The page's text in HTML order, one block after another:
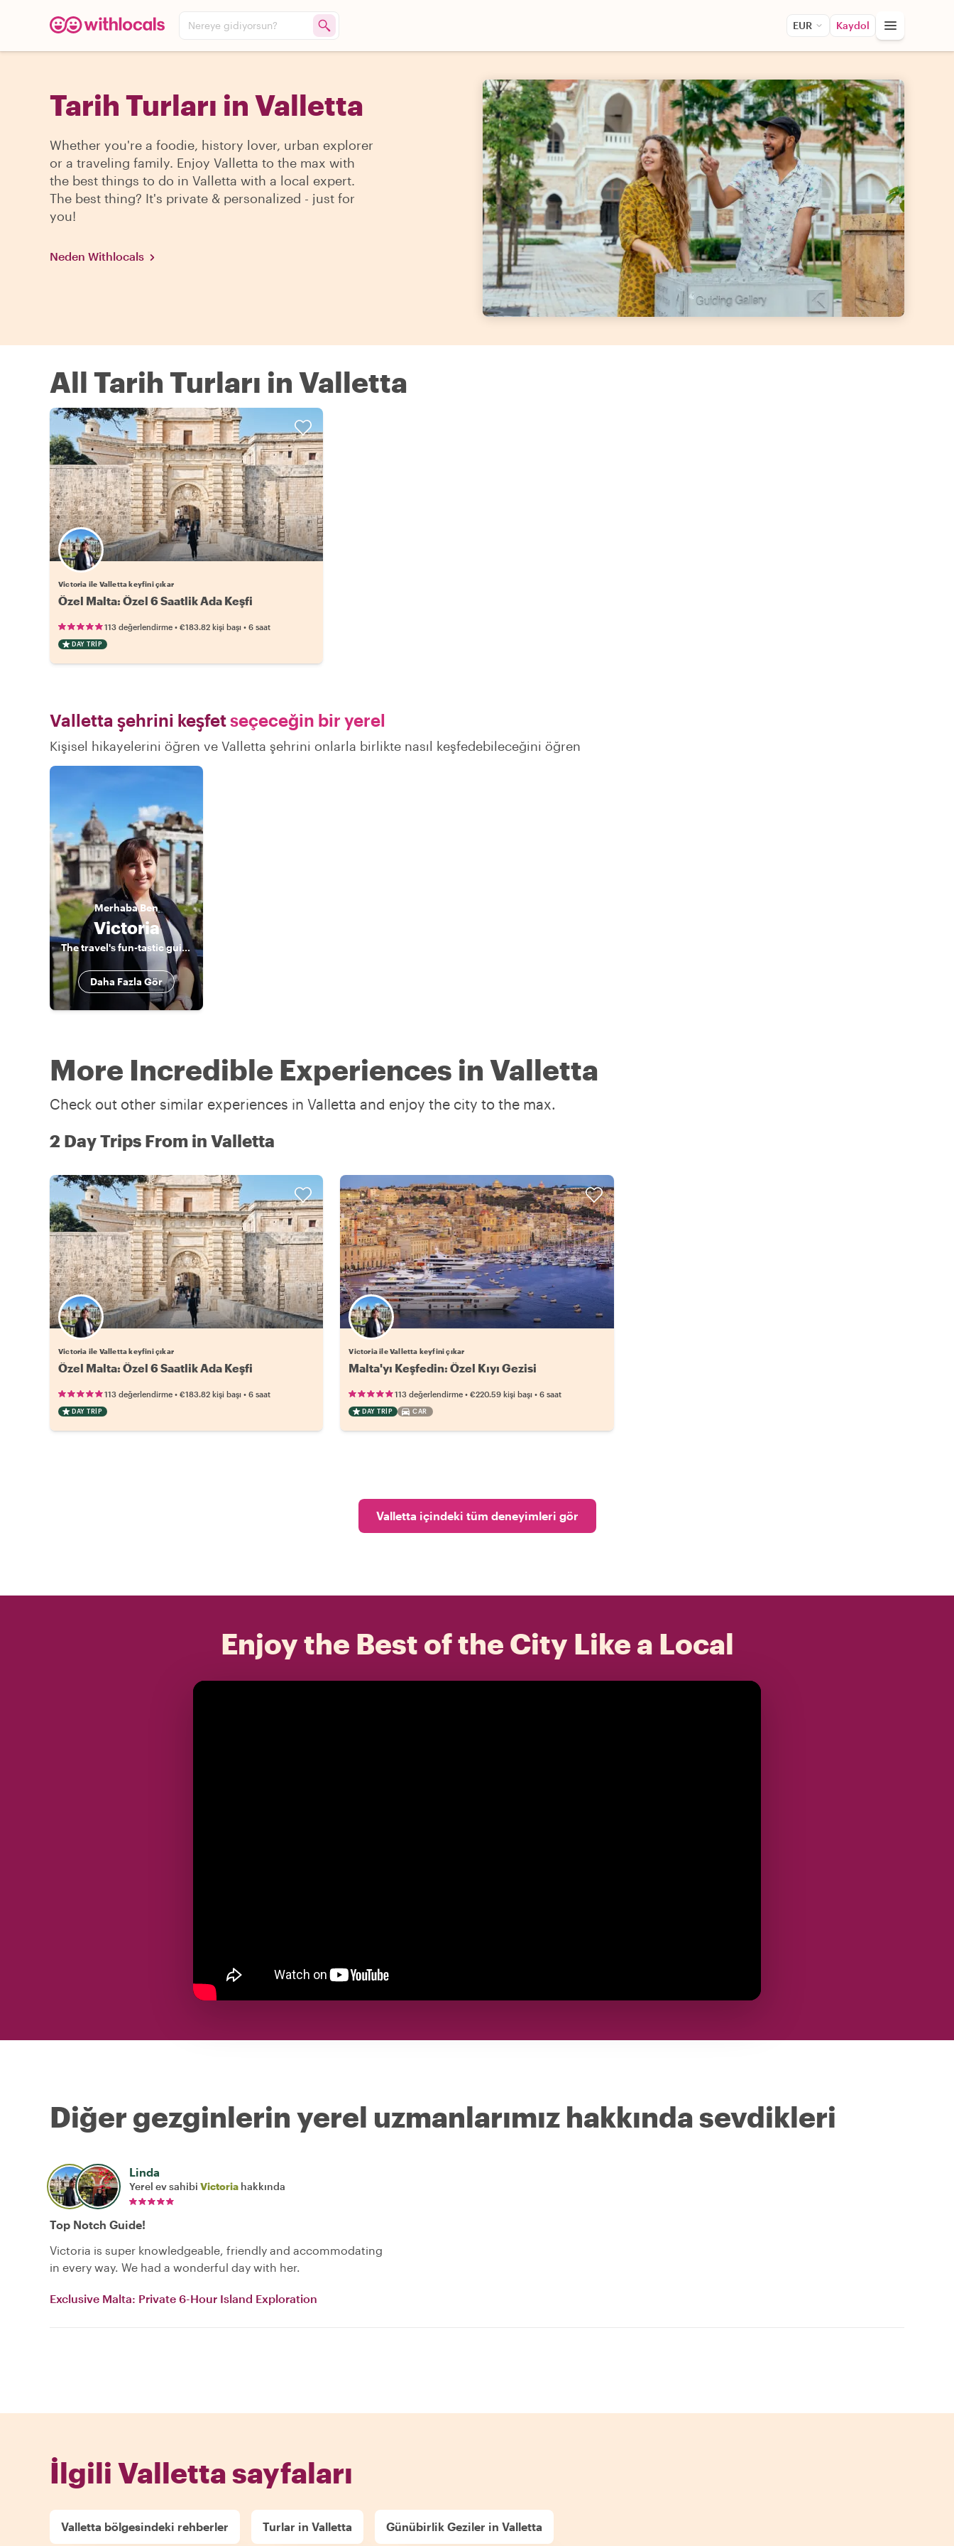
Nereye gidiyorsun? EUR Kaydol
Tarih Turları in Valletta
Whether you're a foodie, history lover, urban explorer
or a traveling family. Enjoy Valletta to the max with
the best things to do in Valletta with a local expert.
The best thing? It's private & personalized - just for
you!
Neden Withlocals
All Tarih Turları in Valletta
Victoria ile Valletta keyfini çıkar
Özel Malta: Özel 6 Saatlik Ada Keşfi
113 değerlendirme • €183.82 kişi başı • 6 saat
DAY TRIP
Valletta şehrini keşfetseçeceğin bir yerel
Kişisel hikayelerini öğren ve Valletta şehrini onlarla birlikte nasıl keşfedebileceğini öğren
Merhaba Ben
Victoria
The travel's fun-tastic guide to exploring Malta!
Daha Fazla Gör
More Incredible Experiences in Valletta
Check out other similar experiences in Valletta and enjoy the city to the max.
2 Day Trips From in Valletta
Victoria ile Valletta keyfini çıkar
Özel Malta: Özel 6 Saatlik Ada Keşfi
113 değerlendirme • €183.82 kişi başı • 6 saat
DAY TRIP
Victoria ile Valletta keyfini çıkar
Malta'yı Keşfedin: Özel Kıyı Gezisi
113 değerlendirme •€220.59 kişi başı •6 saat
DAY TRIP CAR
Valletta içindeki tüm deneyimleri gör
Enjoy the Best of the City Like a Local
Diğer gezginlerin yerel uzmanlarımız hakkında sevdikleri
Linda
Yerel ev sahibi Victoria hakkında
Top Notch Guide!
Victoria is super knowledgeable, friendly and accommodating
in every way. We had a wonderful day with her.
Exclusive Malta: Private 6-Hour Island Exploration
İlgili Valletta sayfaları
Valletta bölgesindeki rehberler Turlar in Valletta Günübirlik Geziler in Valletta